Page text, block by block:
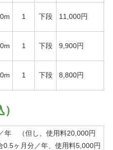
1 下段 11,000円
1 下段 9,900円
1 下段 8,800円
年 （但し、使用料20,000円
0.5ヶ月分／年、使用料5,000円